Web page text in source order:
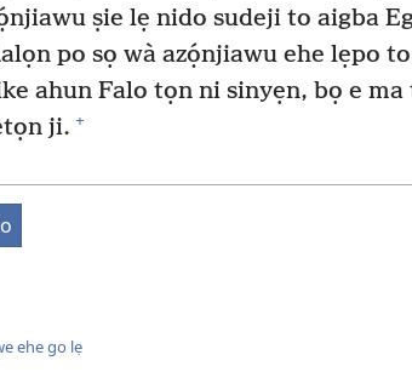
ṣie lẹ nido sudeji to aigba
po sọ wà azọ́njiawu ehe lẹpo
ahun Falo tọn ni sinyẹn, bọ e
ji. +
ehe go lẹ